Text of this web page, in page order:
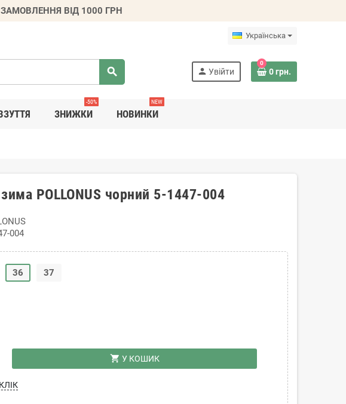
ВІД 1000 ГРН
Українська
search person Увійти
0
0 грн.
ЗНИЖКИ
-50%
НОВИНКИ
NEW
POLLONUS чорний 5-1447-004
004
36 37
shopping_cart У КОШИК